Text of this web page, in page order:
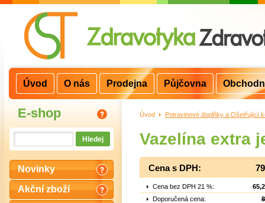
E-shop
Novinky
Akční zboží
Úvod > Potravinové doplňky a Ošetřující
Vazelína extra
Cena s DPH:
Cena bez DPH 21 %:
Doporučená cena:
Úvod O nás Prodejna Půjčovna